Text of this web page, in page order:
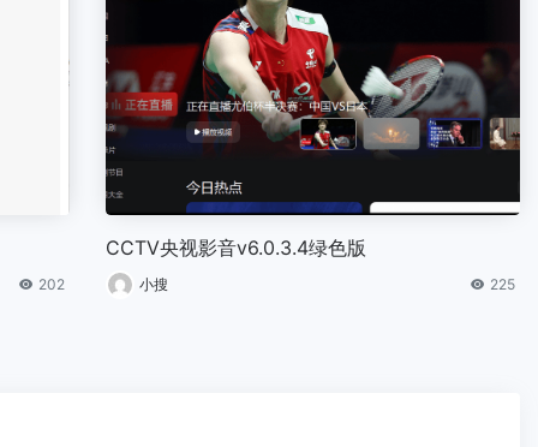
202
CCTV央视影音v6.0.3.4绿色版
小搜 225